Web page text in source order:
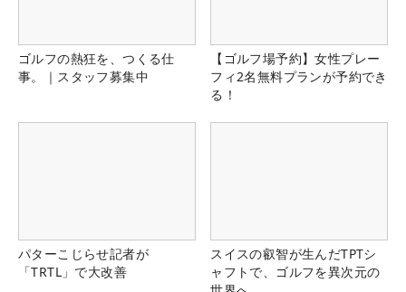
ゴルフの熱狂を、つくる仕
事。｜スタッフ募集中
【ゴルフ場予約】女性プレー
フィ2名無料プランが予約でき
る！
パターこじらせ記者が
「TRTL」で大改善
スイスの叡智が生んだTPTシ
ャフトで、ゴルフを異次元の